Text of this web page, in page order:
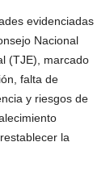
evidenciadas
Nacional
(TJE), marcado
falta de
y riesgos de
la